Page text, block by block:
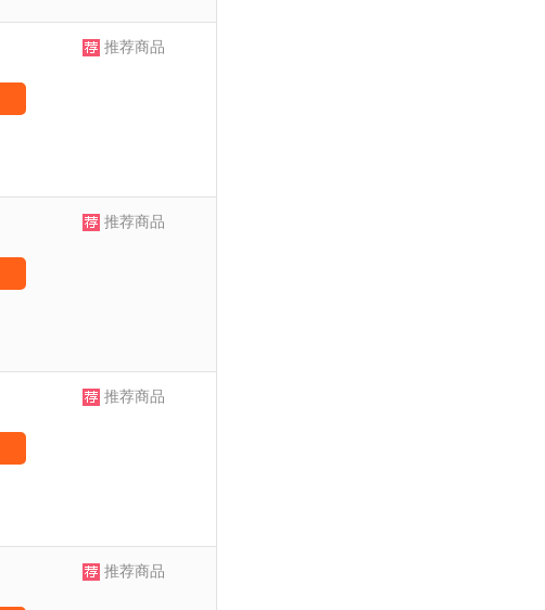
推荐商品
推荐商品
推荐商品
推荐商品